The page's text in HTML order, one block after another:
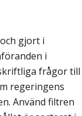
gjort i
i
frågor till
regeringens
Använd filtren